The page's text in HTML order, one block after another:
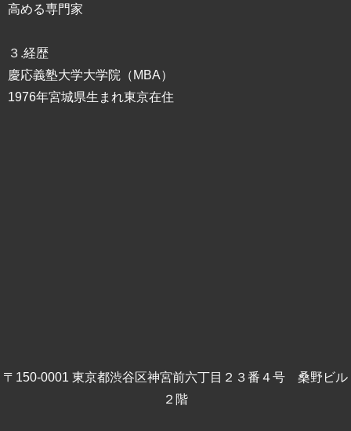
高める専門家
３.経歴
慶応義塾大学大学院（MBA）
1976年宮城県生まれ東京在住
〒150-0001 東京都渋谷区神宮前六丁目２３番４号 桑野ビル
２階